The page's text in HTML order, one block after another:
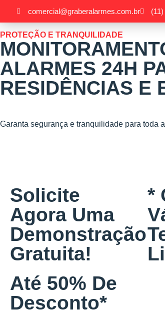
comercial@graberalarmes.com.br
PROTEÇÃO E TRANQUILIDADE
ALARMES 24H
RESIDÊNCIAS E
Garanta segurança e tranquilidade para toda
Solicite
Agora Uma
Demonstração
Gratuita!
Até 50% De
Desconto*
*